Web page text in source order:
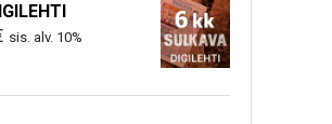
sis. alv. 10%